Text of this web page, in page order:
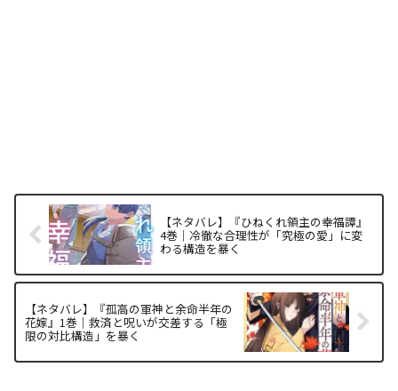
【ネタバレ】『ひねくれ領主の幸福譚』
4巻｜冷徹な合理性が「究極の愛」に変
わる構造を暴く
【ネタバレ】『孤高の軍神と余命半年の
花嫁』1巻｜救済と呪いが交差する「極
限の対比構造」を暴く